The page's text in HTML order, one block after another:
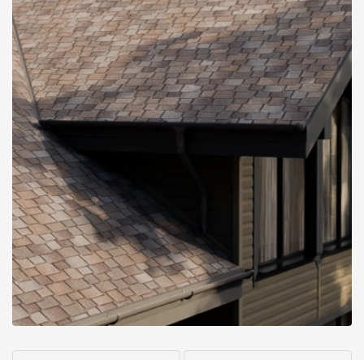
О компании
Контакты
Контроль качества кровли
Качество фасадов
Награды
Отправка рекламации
Предложения по сотрудничеству
Вакансии
B2B
Отзывы